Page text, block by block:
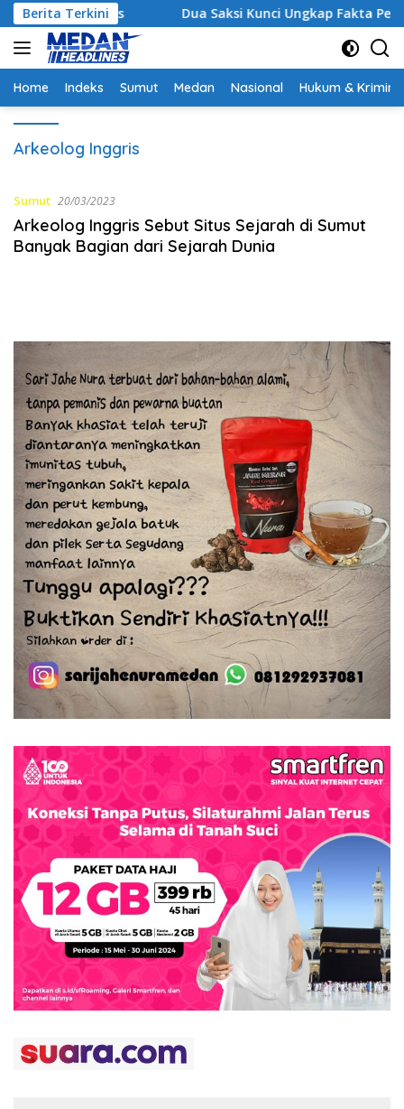
Langsung
ke
konten
Berita Terkini
Strategis Dua Saksi Kunci Ungkap Fakta
Home Indeks Sumut Medan Nasional Hukum &
Arkeolog Inggris
Sumut 20/03/2023
Arkeolog Inggris Sebut Situs Sejarah di Sumut
Banyak Bagian dari Sejarah Dunia